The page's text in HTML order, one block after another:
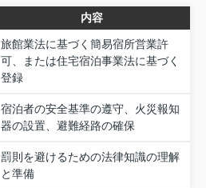
内容
旅館業法に基づく簡易宿所営業許
可、または住宅宿泊事業法に基づく
登録
宿泊者の安全基準の遵守、火災報知
器の設置、避難経路の確保
罰則を避けるための法律知識の理解
と準備